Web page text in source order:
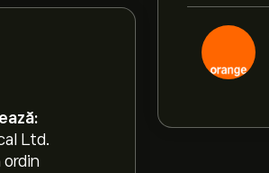
Ltd.
ordin